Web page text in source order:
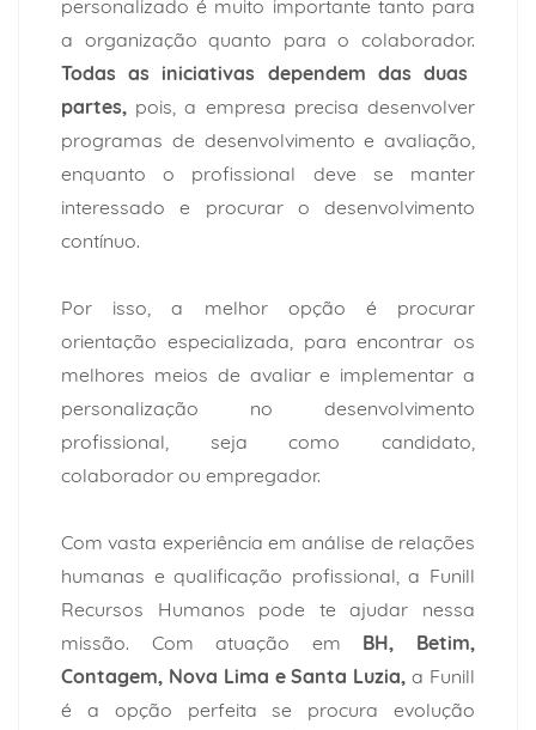
personalizado é muito importante tanto para
a organização quanto para o colaborador.
Todas as iniciativas dependem das duas
partes, pois, a empresa precisa desenvolver
programas de desenvolvimento e avaliação,
enquanto o profissional deve se manter
interessado e procurar o desenvolvimento
contínuo.
Por isso, a melhor opção é procurar
orientação especializada, para encontrar os
melhores meios de avaliar e implementar a
personalização no desenvolvimento
profissional, seja como candidato,
colaborador ou empregador.
Com vasta experiência em análise de relações
humanas e qualificação profissional, a Funill
Recursos Humanos pode te ajudar nessa
missão. Com atuação em BH, Betim,
Contagem, Nova Lima e Santa Luzia,a Funill
é a opção perfeita se procura evolução